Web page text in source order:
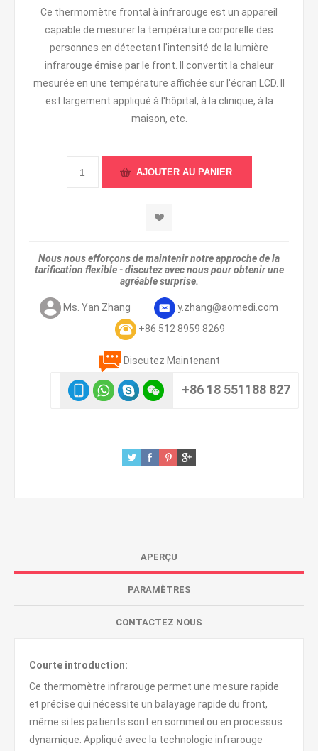
Ce thermomètre frontal à infrarouge est un appareil
capable de mesurer la température corporelle des
personnes en détectant l'intensité de la lumière
infrarouge émise par le front. Il convertit la chaleur
mesurée en une température affichée sur l'écran LCD. Il
est largement appliqué à l'hôpital, à la clinique, à la
maison, etc.
Nous nous efforçons de maintenir notre approche de la
tarification flexible - discutez avec nous pour obtenir une
agréable surprise.
Ms. Yan Zhang
y.zhang@aomedi.com
+86 512 8959 8269
Discutez Maintenant
+86 18 551188 827
APERÇU
PARAMÈTRES
CONTACTEZ NOUS
Courte introduction:
Ce thermomètre infrarouge permet une mesure rapide
et précise qui nécessite un balayage rapide du front,
même si les patients sont en sommeil ou en processus
dynamique. Appliqué avec la technologie infrarouge